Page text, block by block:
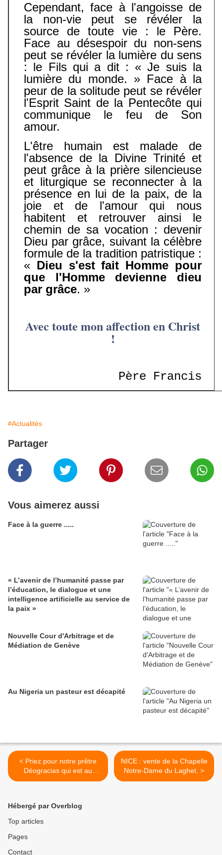
Cependant, face à l'angoisse de
la non-vie peut se révéler la
source de toute vie : le Père.
Face au désespoir du non-sens
peut se révéler la lumière du sens
: le Fils qui a dit : « Je suis la
lumière du monde. » Face à la
peur de la solitude peut se révéler
l'Esprit Saint de la Pentecôte qui
communique le feu de Son
amour.
L'être humain est malade de
l'absence de la Divine Trinité et
peut grâce à la prière silencieuse
et liturgique se reconnecter à la
présence en lui de la paix, de la
joie et de l'amour qui nous
habitent et retrouver ainsi le
chemin de sa vocation : devenir
Dieu par grâce, suivant la célèbre
formule de la tradition patristique :
« Dieu s'est fait Homme pour
que l'Homme devienne dieu
par grâce. »
Avec toute mon affection en Christ
!
Père Francis
#Actualités
Partager
Vous aimerez aussi
Face à la guerre .....
« L’avenir de l’humanité passe par
l’éducation, le dialogue et une
intelligence artificielle au service de
la paix »
Nouvelle Cour d'Arbitrage et de
Médiation de Genève
Au Nigeria un pasteur est décapité
< Priez pour notre prêtre
Déogracias qui est au
milieu de la guerre en RDC.
NICE : vente de la Chapelle
Notre-Dame du Laghet, >
Hébergé par Overblog
Top articles
Pages
Contact